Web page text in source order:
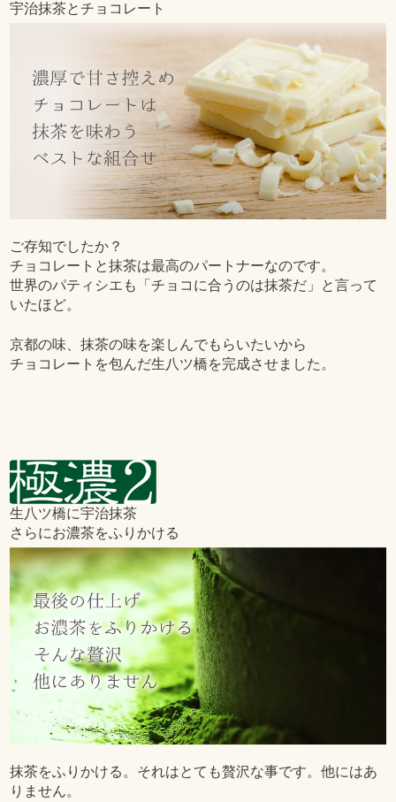
宇治抹茶とチョコレート
ご存知でしたか？
チョコレートと抹茶は最高のパートナーなのです。
世界のパティシエも「チョコに合うのは抹茶だ」と言って
いたほど。
京都の味、抹茶の味を楽しんでもらいたいから
チョコレートを包んだ生八ツ橋を完成させました。
生八ツ橋に宇治抹茶
さらにお濃茶をふりかける
抹茶をふりかける。それはとても贅沢な事です。他にはあ
りません。